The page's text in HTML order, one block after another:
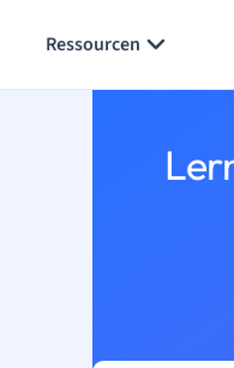
Ressourcen